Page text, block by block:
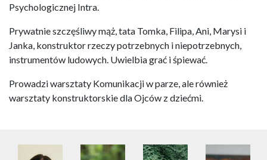
Psychologicznej Intra.
Prywatnie szczęśliwy mąż, tata Tomka, Filipa, Ani, Marysi i
Janka, konstruktor rzeczy potrzebnych i niepotrzebnych,
instrumentów ludowych. Uwielbia grać i śpiewać.
Prowadzi warsztaty Komunikacji w parze, ale również
warsztaty konstruktorskie dla Ojców z dziećmi.